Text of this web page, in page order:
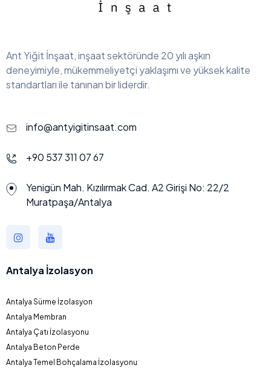
Ant Yiğit İnşaat, inşaat sektöründe 20 yılı aşkın
deneyimiyle, mükemmeliyetçi yaklaşımı ve yüksek kalite
standartları ile tanınan bir liderdir.
info@antyigitinsaat.com
+90 537 311 07 67
Yenigün Mah. Kızılırmak Cad. A2 Girişi No: 22/2
Muratpaşa/Antalya
Antalya İzolasyon
Antalya Sürme İzolasyon
Antalya Membran
Antalya Çatı İzolasyonu
Antalya Beton Perde
Antalya Temel Bohçalama İzolasyonu